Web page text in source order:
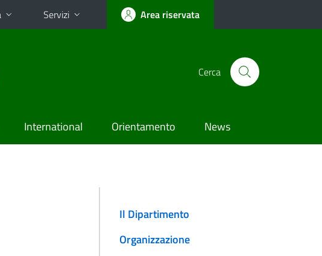
Servizi Area riservata
Cerca
International Orientamento News
Il Dipartimento
Organizzazione